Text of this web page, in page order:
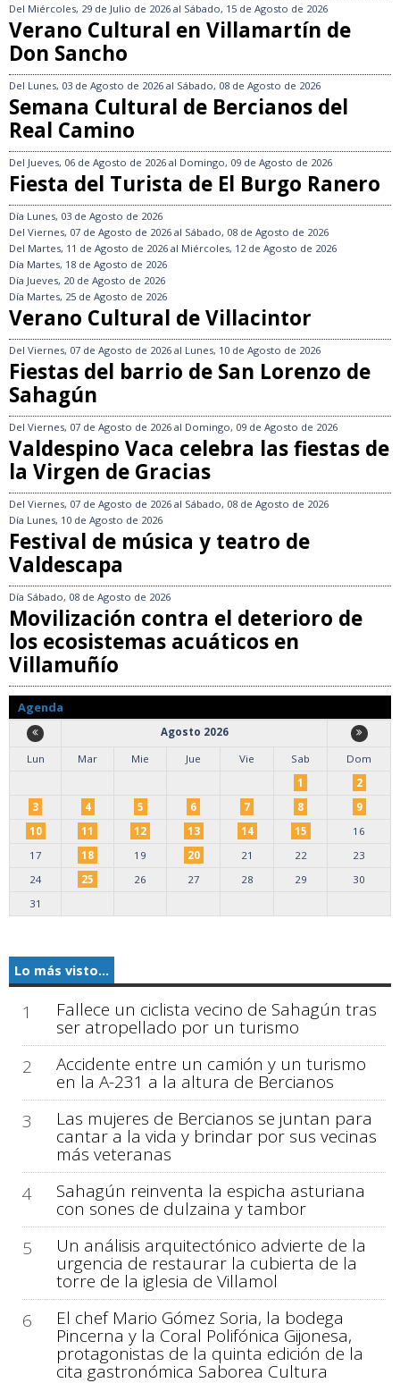
Del Miércoles, 29 de Julio de 2026 al Sábado, 15 de Agosto de 2026
Verano Cultural en Villamartín de
Don Sancho
Del Lunes, 03 de Agosto de 2026 al Sábado, 08 de Agosto de 2026
Semana Cultural de Bercianos del
Real Camino
Del Jueves, 06 de Agosto de 2026 al Domingo, 09 de Agosto de 2026
Fiesta del Turista de El Burgo Ranero
Día Lunes, 03 de Agosto de 2026
Del Viernes, 07 de Agosto de 2026 al Sábado, 08 de Agosto de 2026
Del Martes, 11 de Agosto de 2026 al Miércoles, 12 de Agosto de 2026
Día Martes, 18 de Agosto de 2026
Día Jueves, 20 de Agosto de 2026
Día Martes, 25 de Agosto de 2026
Verano Cultural de Villacintor
Del Viernes, 07 de Agosto de 2026 al Lunes, 10 de Agosto de 2026
Fiestas del barrio de San Lorenzo de
Sahagún
Del Viernes, 07 de Agosto de 2026 al Domingo, 09 de Agosto de 2026
Valdespino Vaca celebra las fiestas de
la Virgen de Gracias
Del Viernes, 07 de Agosto de 2026 al Sábado, 08 de Agosto de 2026
Día Lunes, 10 de Agosto de 2026
Festival de música y teatro de
Valdescapa
Día Sábado, 08 de Agosto de 2026
Movilización contra el deterioro de
los ecosistemas acuáticos en
Villamuñío
Agenda
Agosto 2026
Lun
Mar Mie Jue Vie Sab
Dom
1
2
3
4 5 6 7 8
9
10
11 12 13 14 15
16
17
18 19 20 21 22
23
24
25 26 27 28 29
30
31
Lo más visto...
1 Fallece un ciclista vecino de Sahagún tras
ser atropellado por un turismo
2
Accidente entre un camión y un turismo
en la A-231 a la altura de Bercianos
3
Las mujeres de Bercianos se juntan para
cantar a la vida y brindar por sus vecinas
más veteranas
4
Sahagún reinventa la espicha asturiana
con sones de dulzaina y tambor
5
Un análisis arquitectónico advierte de la
urgencia de restaurar la cubierta de la
torre de la iglesia de Villamol
6
El chef Mario Gómez Soria, la bodega
Pincerna y la Coral Polifónica Gijonesa,
protagonistas de la quinta edición de la
cita gastronómica Saborea Cultura